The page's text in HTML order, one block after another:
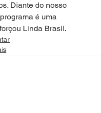
Diante do nosso
é uma
Linda Brasil.